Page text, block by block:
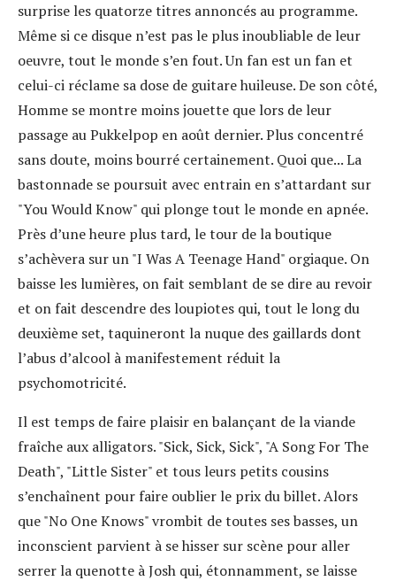
surprise les quatorze titres annoncés au programme.
Même si ce disque n’est pas le plus inoubliable de leur
oeuvre, tout le monde s’en fout. Un fan est un fan et
celui-ci réclame sa dose de guitare huileuse. De son côté,
Homme se montre moins jouette que lors de leur
passage au Pukkelpop en août dernier. Plus concentré
sans doute, moins bourré certainement. Quoi que... La
bastonnade se poursuit avec entrain en s’attardant sur
"You Would Know" qui plonge tout le monde en apnée.
Près d’une heure plus tard, le tour de la boutique
s’achèvera sur un "I Was A Teenage Hand" orgiaque. On
baisse les lumières, on fait semblant de se dire au revoir
et on fait descendre des loupiotes qui, tout le long du
deuxième set, taquineront la nuque des gaillards dont
l’abus d’alcool à manifestement réduit la
psychomotricité.
Il est temps de faire plaisir en balançant de la viande
fraîche aux alligators. "Sick, Sick, Sick", "A Song For The
Death", "Little Sister" et tous leurs petits cousins
s’enchaînent pour faire oublier le prix du billet. Alors
que "No One Knows" vrombit de toutes ses basses, un
inconscient parvient à se hisser sur scène pour aller
serrer la quenotte à Josh qui, étonnamment, se laisse